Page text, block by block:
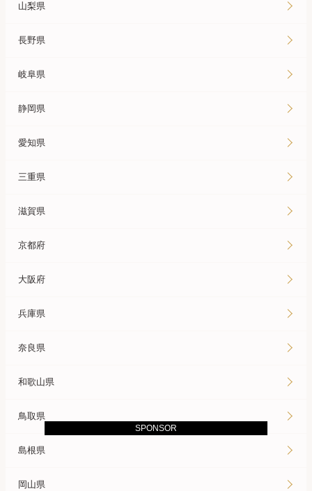
山梨県
長野県
岐阜県
静岡県
愛知県
三重県
滋賀県
京都府
大阪府
兵庫県
奈良県
和歌山県
鳥取県
島根県
岡山県
SPONSOR